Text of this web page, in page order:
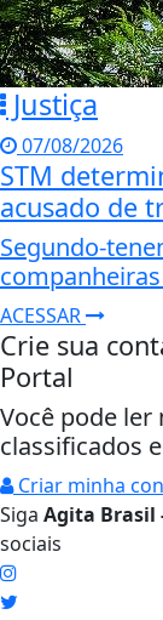
Justiça
07/08/2026
STM
acusado de
Segundo-
ACESSAR
Crie sua
Portal
Você pode
classificados
Criar minha
Siga Agita Brasil
sociais